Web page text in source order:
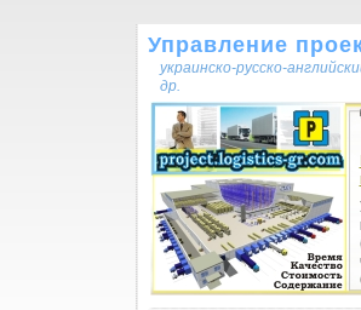
Управление
украинско-русско-
др.